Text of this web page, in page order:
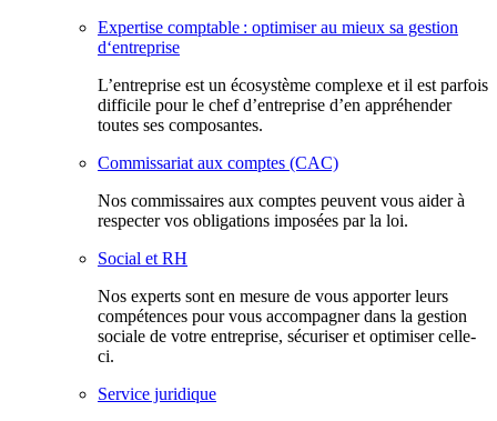
Expertise comptable : optimiser au mieux sa gestion
d‘entreprise
L’entreprise est un écosystème complexe et il est parfois
difficile pour le chef d’entreprise d’en appréhender
toutes ses composantes.
Commissariat aux comptes (CAC)
Nos commissaires aux comptes peuvent vous aider à
respecter vos obligations imposées par la loi.
Social et RH
Nos experts sont en mesure de vous apporter leurs
compétences pour vous accompagner dans la gestion
sociale de votre entreprise, sécuriser et optimiser celle-
ci.
Service juridique